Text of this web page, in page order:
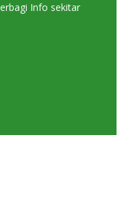
Info sekitar